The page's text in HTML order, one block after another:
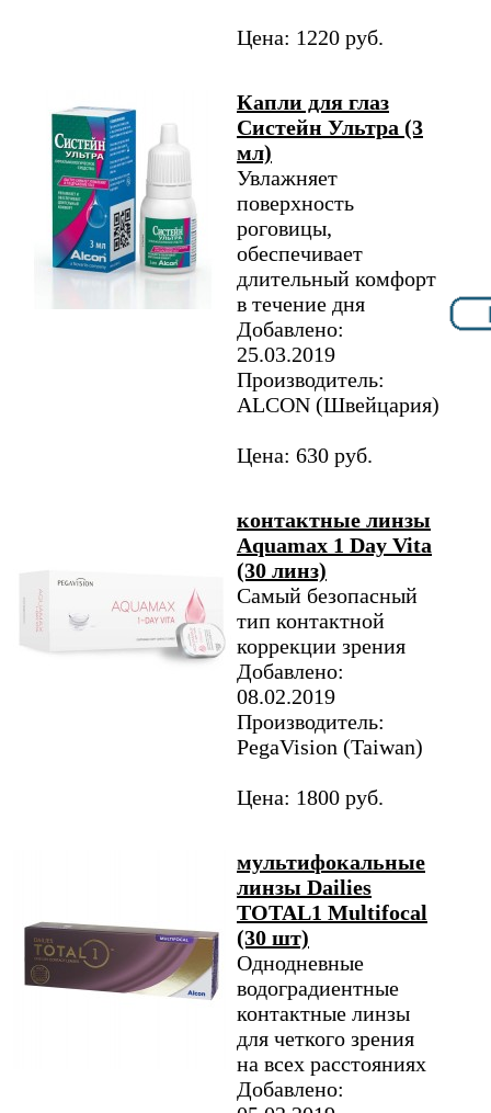
Цена: 1220 руб.
Капли для глаз
Систейн Ультра (3
мл)
Увлажняет
поверхность
роговицы,
обеспечивает
длительный комфорт
в течение дня
Добавлено:
25.03.2019
Производитель:
ALCON (Швейцария)
Цена: 630 руб.
контактные линзы
Aquamax 1 Day Vita
(30 линз)
Самый безопасный
тип контактной
коррекции зрения
Добавлено:
08.02.2019
Производитель:
PegaVision (Taiwan)
Цена: 1800 руб.
мультифокальные
линзы Dailies
TOTAL1 Multifocal
(30 шт)
Однодневные
водоградиентные
контактные линзы
для четкого зрения
на всех расстояниях
Добавлено: